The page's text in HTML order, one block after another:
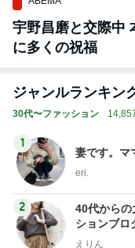
宇野昌磨と交際中
に多くの祝福
ジャンルランキン
30代〜ファッション
1
妻です。マ
eri.
2
40代からの
ションブロ
えりん